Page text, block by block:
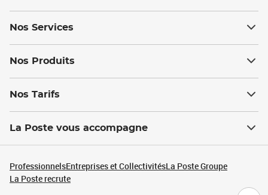
Nos Services
Nos Produits
Nos Tarifs
La Poste vous accompagne
ProfessionnelsEntreprises et CollectivitésLa Poste Groupe
La Poste recrute